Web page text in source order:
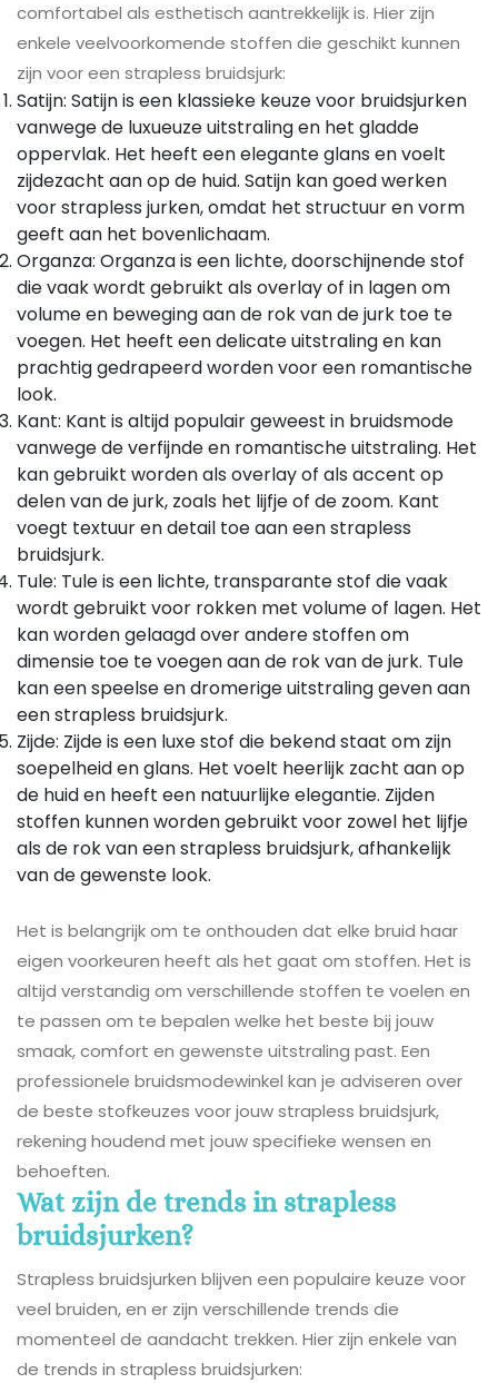
comfortabel als esthetisch aantrekkelijk is. Hier zijn
enkele veelvoorkomende stoffen die geschikt kunnen
zijn voor een strapless bruidsjurk:
Satijn: Satijn is een klassieke keuze voor bruidsjurken
vanwege de luxueuze uitstraling en het gladde
oppervlak. Het heeft een elegante glans en voelt
zijdezacht aan op de huid. Satijn kan goed werken
voor strapless jurken, omdat het structuur en vorm
geeft aan het bovenlichaam.
Organza: Organza is een lichte, doorschijnende stof
die vaak wordt gebruikt als overlay of in lagen om
volume en beweging aan de rok van de jurk toe te
voegen. Het heeft een delicate uitstraling en kan
prachtig gedrapeerd worden voor een romantische
look.
Kant: Kant is altijd populair geweest in bruidsmode
vanwege de verfijnde en romantische uitstraling. Het
kan gebruikt worden als overlay of als accent op
delen van de jurk, zoals het lijfje of de zoom. Kant
voegt textuur en detail toe aan een strapless
bruidsjurk.
Tule: Tule is een lichte, transparante stof die vaak
wordt gebruikt voor rokken met volume of lagen. Het
kan worden gelaagd over andere stoffen om
dimensie toe te voegen aan de rok van de jurk. Tule
kan een speelse en dromerige uitstraling geven aan
een strapless bruidsjurk.
Zijde: Zijde is een luxe stof die bekend staat om zijn
soepelheid en glans. Het voelt heerlijk zacht aan op
de huid en heeft een natuurlijke elegantie. Zijden
stoffen kunnen worden gebruikt voor zowel het lijfje
als de rok van een strapless bruidsjurk, afhankelijk
van de gewenste look.
Het is belangrijk om te onthouden dat elke bruid haar
eigen voorkeuren heeft als het gaat om stoffen. Het is
altijd verstandig om verschillende stoffen te voelen en
te passen om te bepalen welke het beste bij jouw
smaak, comfort en gewenste uitstraling past. Een
professionele bruidsmodewinkel kan je adviseren over
de beste stofkeuzes voor jouw strapless bruidsjurk,
rekening houdend met jouw specifieke wensen en
behoeften.
Wat zijn de trends in strapless
bruidsjurken?
Strapless bruidsjurken blijven een populaire keuze voor
veel bruiden, en er zijn verschillende trends die
momenteel de aandacht trekken. Hier zijn enkele van
de trends in strapless bruidsjurken: